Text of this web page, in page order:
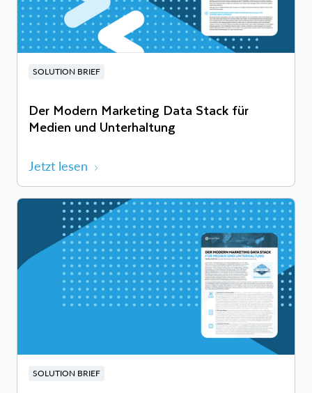
SOLUTION BRIEF
Der Modern Marketing Data Stack für
Medien und Unterhaltung
Jetzt lesen
SOLUTION BRIEF